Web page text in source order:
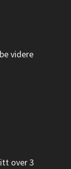
videre
over 3